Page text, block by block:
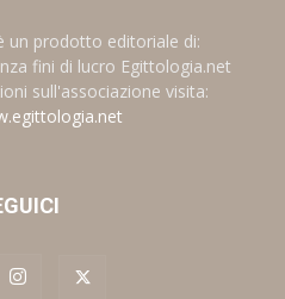
un prodotto editoriale di:
fini di lucro Egittologia.net
sull'associazione visita: